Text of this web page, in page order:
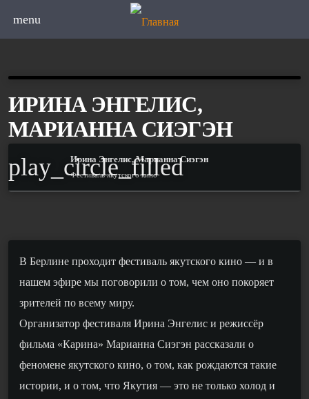
menu
ИРИНА ЭНГЕЛИС,
МАРИАННА СИЭГЭН
play_circle_filled
Ирина Энгелис, Марианна Сиэгэн
Фестиваль якутского кино
В Берлине проходит фестиваль якутского кино — и в
нашем эфире мы поговорили о том, чем оно покоряет
зрителей по всему миру.
Организатор фестиваля Ирина Энгелис и режиссёр
фильма «Карина» Марианна Сиэгэн рассказали о
феномене якутского кино, о том, как рождаются такие
истории, и о том, что Якутия — это не только холод и